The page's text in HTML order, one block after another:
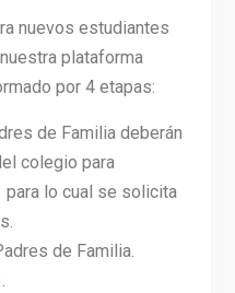
nuevos estudiantes
plataforma
por 4 etapas:
de Familia deberán
colegio para
lo cual se solicita
de Familia.